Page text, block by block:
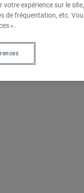
nous ?
votre expérience sur le
de fréquentation, etc.
».